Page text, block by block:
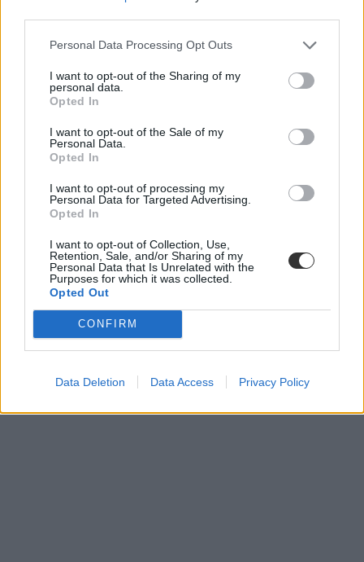
Personal Data Processing Opt Outs
I want to opt-out of the Sharing of my
personal data.
Opted In
I want to opt-out of the Sale of my
Personal Data.
Opted In
I want to opt-out of processing my
Personal Data for Targeted Advertising.
Opted In
I want to opt-out of Collection, Use,
Retention, Sale, and/or Sharing of my
Personal Data that Is Unrelated with the
Purposes for which it was collected.
Opted Out
CONFIRM
Data Deletion Data Access Privacy Policy